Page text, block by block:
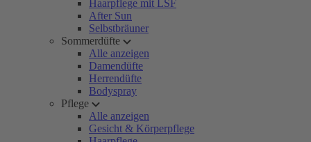
Haarpflege mit LSF
After Sun
Selbstbräuner
Sommerdüfte
Alle anzeigen
Damendüfte
Herrendüfte
Bodyspray
Pflege
Alle anzeigen
Gesicht & Körperpflege